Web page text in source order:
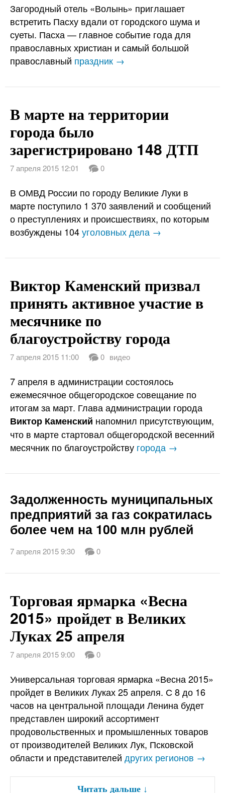
Загородный отель «Волынь» приглашает
встретить Пасху вдали от городского шума и
суеты. Пасха — главное событие года для
православных христиан и самый большой
православный праздник →
В марте на территории
города было
зарегистрировано 148 ДТП
7 апреля 2015 12:01 0
В ОМВД России по городу Великие Луки в
марте поступило 1 370 заявлений и сообщений
о преступлениях и происшествиях, по которым
возбуждены 104уголовных дела →
Виктор Каменский призвал
принять активное участие в
месячнике по
благоустройству города
7 апреля 2015 11:00 0 видео
7 апреля в администрации состоялось
ежемесячное общегородское совещание по
итогам за март. Глава администрации города
Виктор Каменский напомнил присутствующим,
что в марте стартовал общегородской весенний
месячник по благоустройству города →
Задолженность муниципальных
предприятий за газ сократилась
более чем на 100 млн рублей
7 апреля 2015 9:30 0
Торговая ярмарка «Весна
2015» пройдет в Великих
Луках 25 апреля
7 апреля 2015 9:00 0
Универсальная торговая ярмарка «Весна 2015»
пройдет в Великих Луках 25 апреля. С 8 до 16
часов на центральной площади Ленина будет
представлен широкий ассортимент
продовольственных и промышленных товаров
от производителей Великих Лук, Псковской
области и представителей других регионов →
Читать дальше ↓